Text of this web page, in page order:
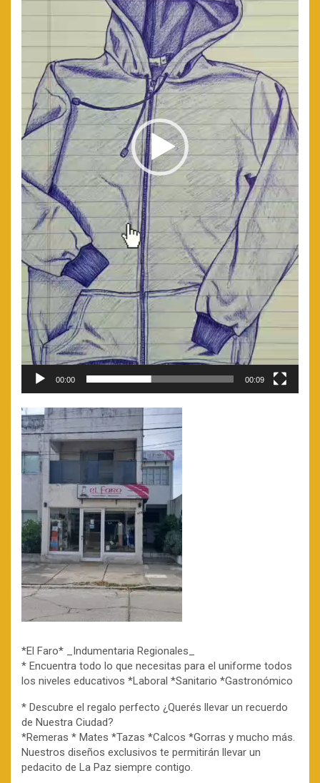
00:00 00:09
*El Faro* _Indumentaria Regionales_
* Encuentra todo lo que necesitas para el uniforme todos
los niveles educativos *Laboral *Sanitario *Gastronómico
* Descubre el regalo perfecto ¿Querés llevar un recuerdo
de Nuestra Ciudad?
*Remeras * Mates *Tazas *Calcos *Gorras y mucho más.
Nuestros diseños exclusivos te permitirán llevar un
pedacito de La Paz siempre contigo.